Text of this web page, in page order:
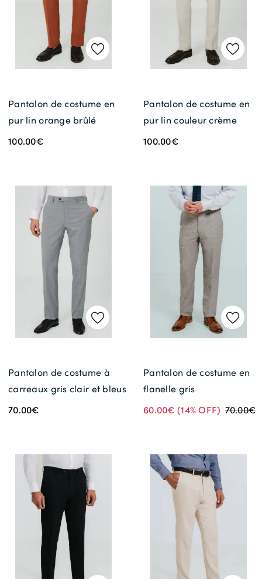
Pantalon de costume en
pur lin orange brûlé
100.00€
Pantalon de costume en
pur lin couleur crème
100.00€
Pantalon de costume à
carreaux gris clair et bleus
70.00€
Pantalon de costume en
flanelle gris
60.00€ (14% OFF) 70.00€